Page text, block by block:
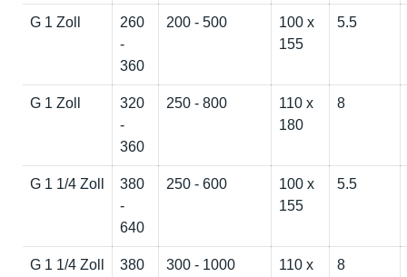
G 1 Zoll
260
-
360
200 - 500
100 x
155
5.5
G 1 Zoll
320
-
360
250 - 800
110 x
180
8
G 1 1/4 Zoll
380
-
640
250 - 600
100 x
155
5.5
G 1 1/4 Zoll
380
300 - 1000
110 x
8